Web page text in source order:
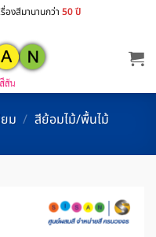
งสีมานานกว่า 50 ปี
ม / สีย้อมไม้/พื้นไม้